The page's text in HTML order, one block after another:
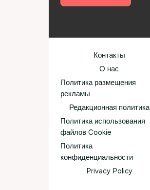
Контакты
О нас
Политика размещения
рекламы
Редакционная политика
Политика использования
файлов Cookie
Политика
конфиденциальности
Privacy Policy